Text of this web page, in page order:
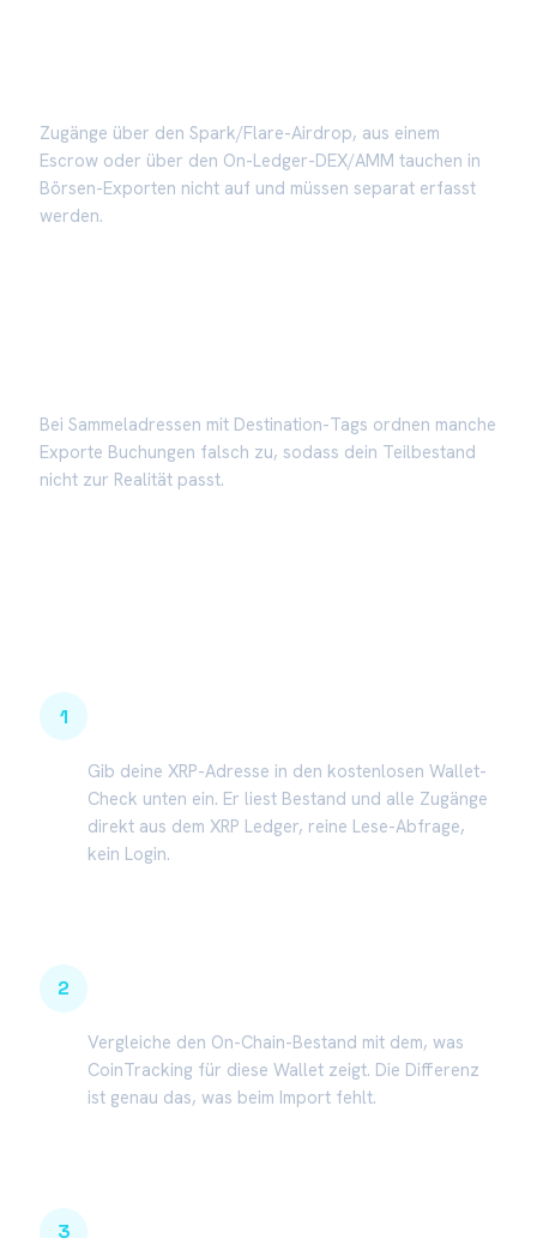
Zugänge über den Spark/Flare-Airdrop, aus einem
Escrow oder über den On-Ledger-DEX/AMM tauchen in
Börsen-Exporten nicht auf und müssen separat erfasst
werden.
Bei Sammeladressen mit Destination-Tags ordnen manche
Exporte Buchungen falsch zu, sodass dein Teilbestand
nicht zur Realität passt.
1
Gib deine XRP-Adresse in den kostenlosen Wallet-
Check unten ein. Er liest Bestand und alle Zugänge
direkt aus dem XRP Ledger, reine Lese-Abfrage,
kein Login.
2
Vergleiche den On-Chain-Bestand mit dem, was
CoinTracking für diese Wallet zeigt. Die Differenz
ist genau das, was beim Import fehlt.
3